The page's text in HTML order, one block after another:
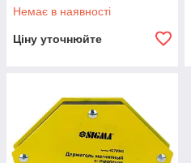
Немає в наявності
Ціну уточнюйте